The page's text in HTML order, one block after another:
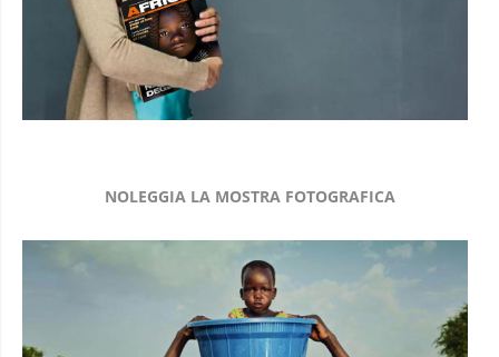
NOLEGGIA LA MOSTRA FOTOGRAFICA